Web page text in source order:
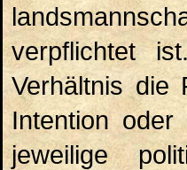
verpflichtet
Verhältnis die
Intention
jeweilige